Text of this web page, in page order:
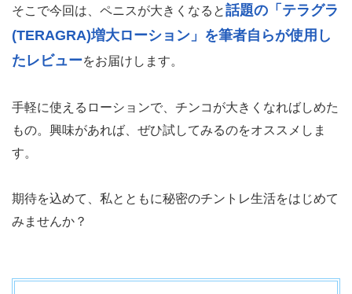
そこで今回は、ペニスが大きくなると話題の「テラグラ
(TERAGRA)増大ローション」を筆者自らが使用し
たレビューをお届けします。
手軽に使えるローションで、チンコが大きくなればしめた
もの。興味があれば、ぜひ試してみるのをオススメしま
す。
期待を込めて、私とともに秘密のチントレ生活をはじめて
みませんか？